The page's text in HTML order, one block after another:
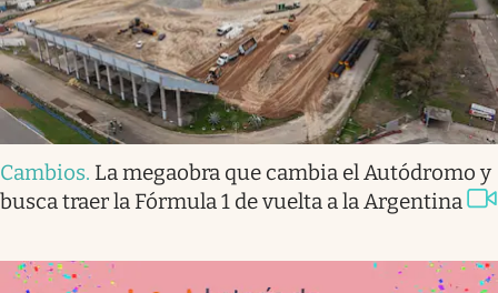
Cambios. La megaobra que cambia el Autódromo y
busca traer la Fórmula 1 de vuelta a la Argentina